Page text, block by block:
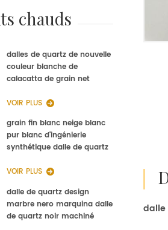
dalle
chauds
dalles de quartz de nouvelle
couleur blanche de
calacatta de grain net
de quartz de cuisine
VOIR PLUS
grain fin blanc neige blanc
pur blanc d'ingénierie
synthétique dalle de quartz
VOIR PLUS
dalle de quartz design
marbre nero marquina dalle
de quartz noir machiné